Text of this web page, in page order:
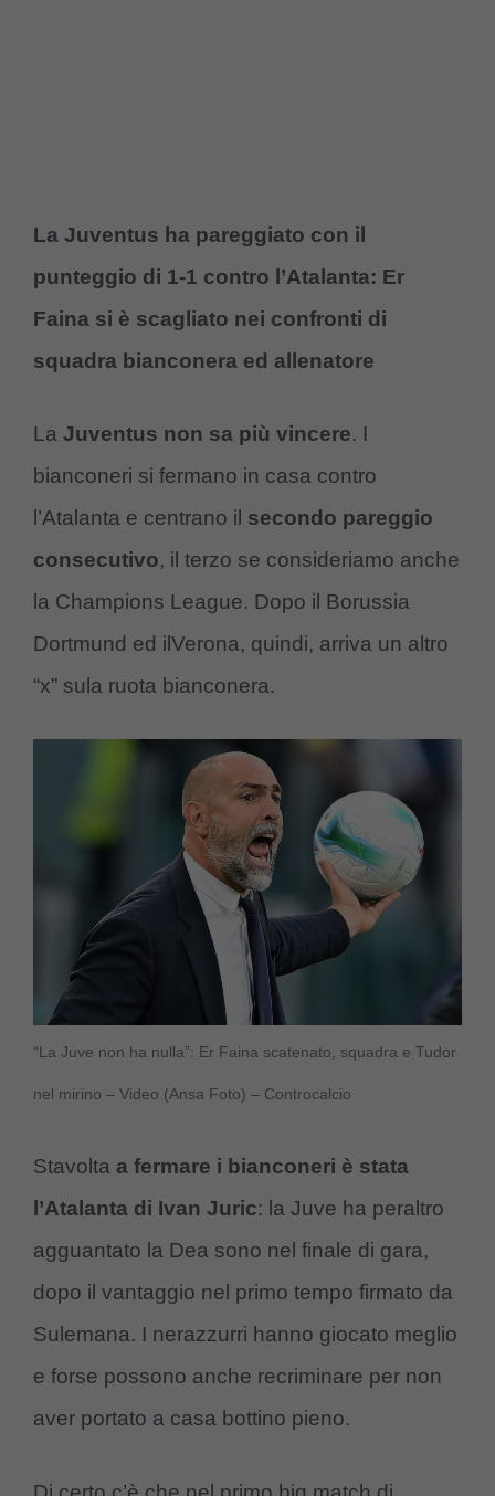
La Juventus ha pareggiato con il
punteggio di 1-1 contro l’Atalanta: Er
Faina si è scagliato nei confronti di
squadra bianconera ed allenatore
La Juventus non sa più vincere. I
bianconeri si fermano in casa contro
l’Atalanta e centrano il secondo pareggio
consecutivo, il terzo se consideriamo anche
la Champions League. Dopo il Borussia
Dortmund ed ilVerona, quindi, arriva un altro
“x” sula ruota bianconera.
“La Juve non ha nulla”: Er Faina scatenato, squadra e Tudor
nel mirino – Video (Ansa Foto) – Controcalcio
Stavolta a fermare i bianconeri è stata
l’Atalanta di Ivan Juric: la Juve ha peraltro
agguantato la Dea sono nel finale di gara,
dopo il vantaggio nel primo tempo firmato da
Sulemana. I nerazzurri hanno giocato meglio
e forse possono anche recriminare per non
aver portato a casa bottino pieno.